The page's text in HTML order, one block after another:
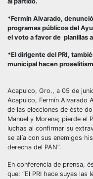
*Fermín Alvarado,
programas públicos del
el voto a favor de planillas
*El dirigente del PRI,
municipal hacen
Acapulco, Gro., a 05 de
Acapulco, Fermín Alvarado
de las elecciones de éste
Manuel y Morena; pierde el
luchas al confirmar su
se alía con sus enemigos
derecha del PAN”.
En conferencia de prensa,
que: “El PRI hace suyas las